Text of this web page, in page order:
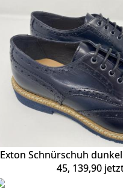
Exton Schnürschuh
45, 139,90